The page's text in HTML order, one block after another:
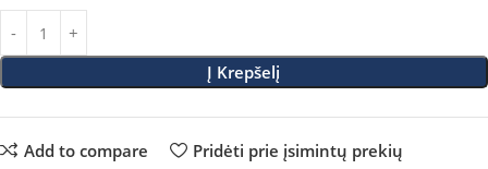
Į Krepšelį
Add to compare Pridėti prie įsimintų prekių